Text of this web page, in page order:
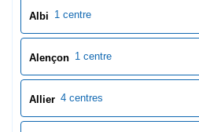
Albi 1 centre
Alençon 1 centre
Allier 4 centres